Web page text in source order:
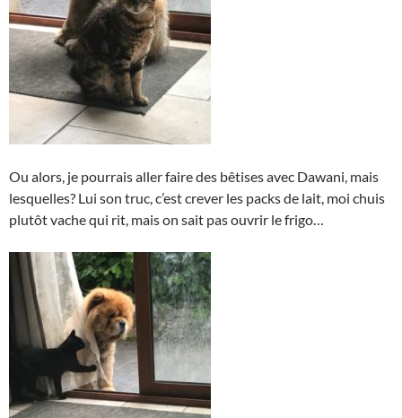
Ou alors, je pourrais aller faire des bêtises avec Dawani, mais
lesquelles? Lui son truc, c’est crever les packs de lait, moi chuis
plutôt vache qui rit, mais on sait pas ouvrir le frigo…